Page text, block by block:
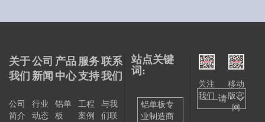
关于
我们
公司
简介
公司
新闻
行业
动态
产品
中心
铝单
板
服务
支持
工程
案例
联系
我们
与我
们联
站点关键
词:
铝单板专
业制造商
关注
我们
移动
版官
网
——请